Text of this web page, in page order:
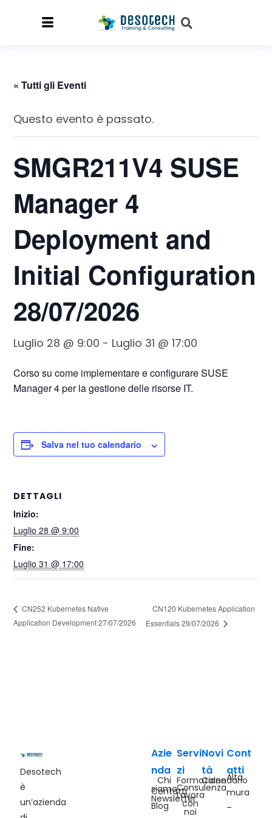
« Tutti gli Eventi
Questo evento è passato.
SMGR211V4 SUSE
Manager 4
Deployment and
Initial Configuration
28/07/2026
Luglio 28 @ 9:00 - Luglio 31 @ 17:00
Corso su come implementare e configurare SUSE
Manager 4 per la gestione delle risorse IT.
Salva nel tuo calendario
DETTAGLI
Inizio:
Luglio 28 @ 9:00
Fine:
Luglio 31 @ 17:00
CN252 Kubernetes Native
Application Development 27/07/2026
CN120 Kubernetes Application
Essentials 29/07/2026
Desotech
è
un’azienda
Azie
nda
Chi
siamo
Contatti
Newsletter
Blog
Servi
zi
Formazione
Consulenza
Lavora
con
noi
Novi
tà
Calendario
Cont
atti
Alta
mura
–